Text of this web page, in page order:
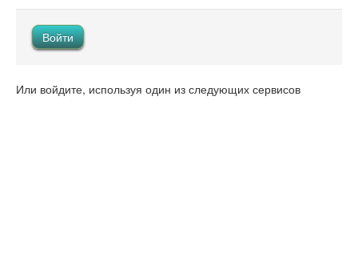
Или войдите, используя один из следующих сервисов